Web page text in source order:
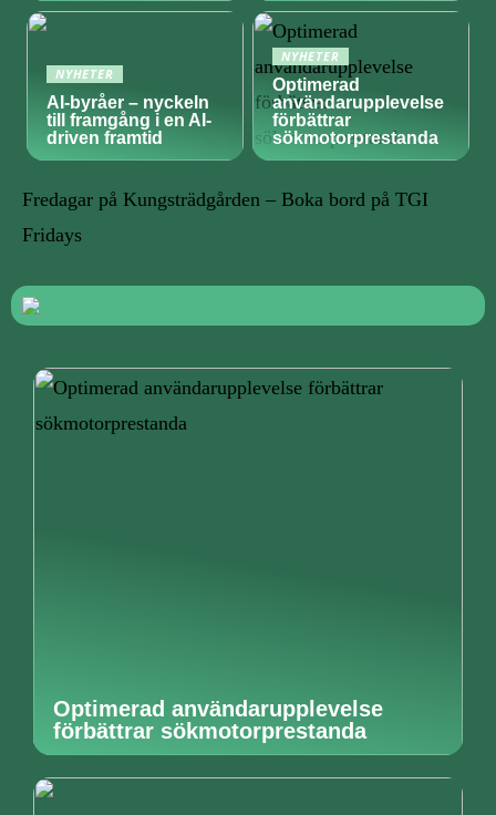
NYHETER
AI-byråer – nyckeln
till framgång i en AI-
driven framtid
NYHETER
Optimerad
användarupplevelse
förbättrar
sökmotorprestanda
Fredagar på Kungsträdgården – Boka bord på TGI
Fridays
Optimerad användarupplevelse
förbättrar sökmotorprestanda